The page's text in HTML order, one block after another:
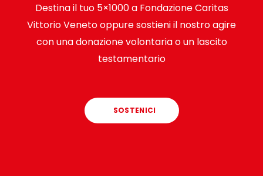
Destina il tuo 5×1000 a Fondazione Caritas
Vittorio Veneto oppure sostieni il nostro agire
con una donazione volontaria o un lascito
testamentario
SOSTENICI